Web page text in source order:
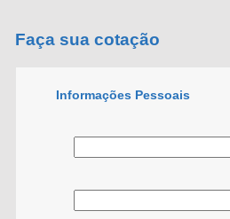
Faça sua cotação
Informações Pessoais